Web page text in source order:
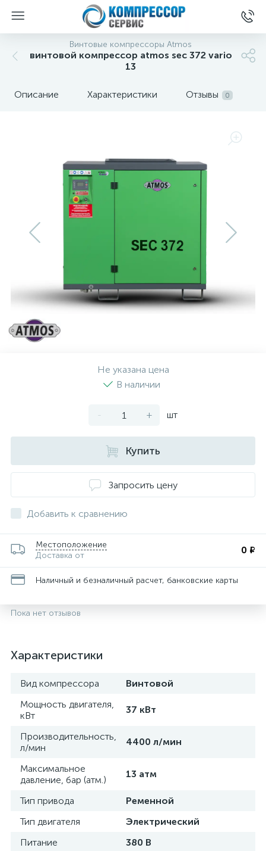
Винтовые компрессоры Atmos
винтовой компрессор atmos sec 372 vario
13
Описание Характеристики Отзывы 0
Не указана цена
В наличии
- + шт
Купить
Запросить цену
Добавить к сравнению
Местоположение
Доставка от
0 ₽
Наличный и безналичный расчет, банковские карты
Пока нет отзывов
Характеристики
Вид компрессора
Винтовой
Мощность двигателя,
кВт
37 кВт
Производительность,
л/мин
4400 л/мин
Максимальное
давление, бар (атм.)
13 атм
Тип привода
Ременной
Тип двигателя
Электрический
Питание
380 В